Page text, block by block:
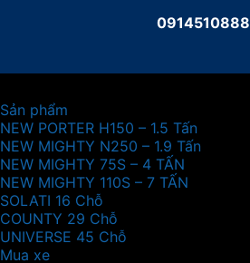
0914510888
Sản phẩm
NEW PORTER H150 – 1.5 Tấn
NEW MIGHTY N250 – 1.9 Tấn
NEW MIGHTY 75S – 4 TẤN
NEW MIGHTY 110S – 7 TẤN
SOLATI 16 Chỗ
COUNTY 29 Chỗ
UNIVERSE 45 Chỗ
Mua xe